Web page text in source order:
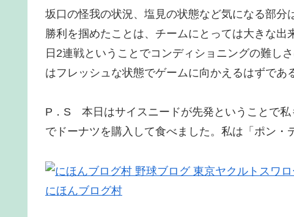
坂口の怪我の状況、塩見の状態など気になる部分
勝利を掴めたことは、チームにとっては大きな
日2連戦ということでコンディショニングの難し
はフレッシュな状態でゲームに向かえるはずであ
P．S 本日はサイスニードが先発ということで
でドーナツを購入して食べました。私は「ポン・
にほんブログ村